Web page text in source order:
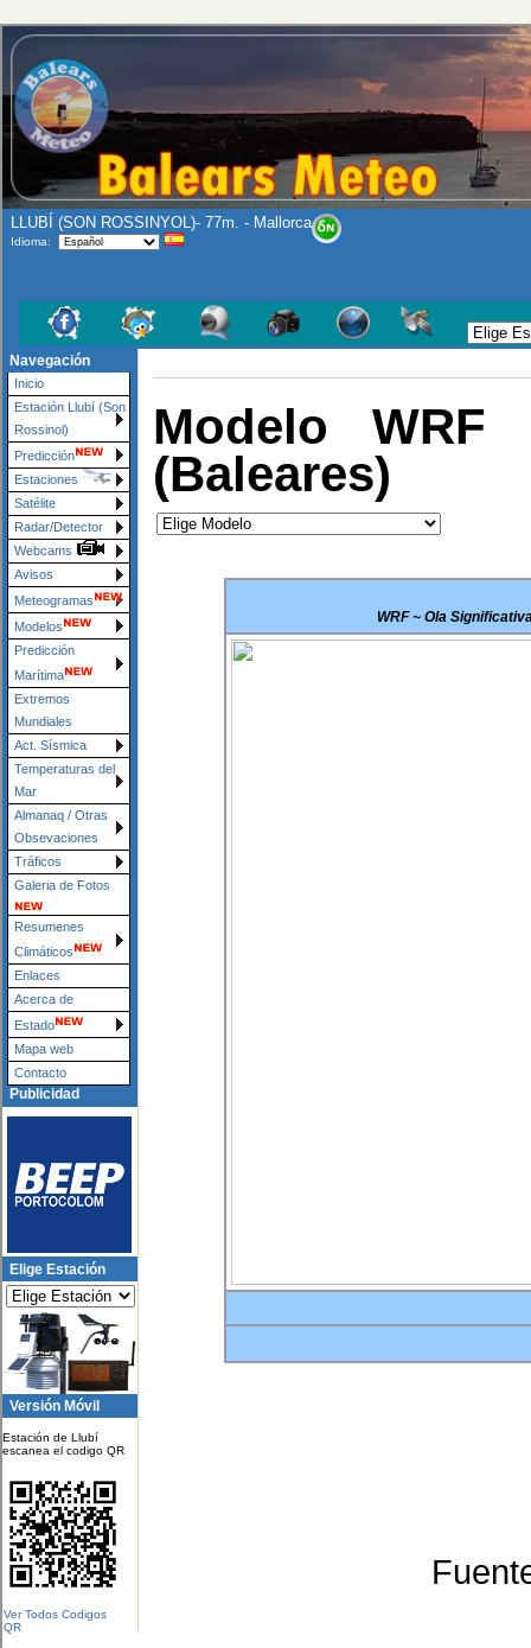
LLUBÍ (SON ROSSINYOL)- 77m. - Mallorca
Idioma:
Navegación
Inicio
Estación Llubí (Son
Rossinol)
Predicción
Estaciones
Satélite
Radar/Detector
Webcams
Avisos
Meteogramas
Modelos
Predicción
Marítima
Extremos
Mundiales
Act. Sísmica
Temperaturas del
Mar
Almanaq / Otras
Obsevaciones
Tráficos
Galeria de Fotos
Resumenes
Climáticos
Enlaces
Acerca de
Estado
Mapa web
Contacto
Publicidad
Elige Estación
Versión Móvil
Estación de Llubí
escanea el codigo QR
Ver Todos Codigos
QR
Modelo WRF
(Baleares)
WRF ~ Ola